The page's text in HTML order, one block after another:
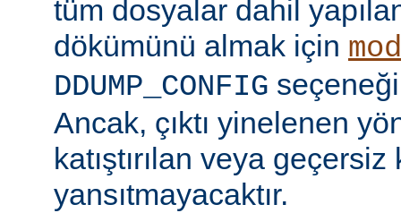
tüm dosyalar dahil
dökümünü almak için
DDUMP_CONFIG
Ancak, çıktı yinelenen
katıştırılan veya geçersiz
yansıtmayacaktır.